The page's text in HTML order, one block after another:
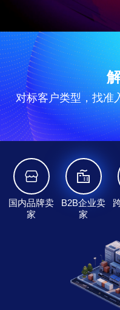
对标客户类型，找准
国内品牌卖
家
B2B企业卖
家